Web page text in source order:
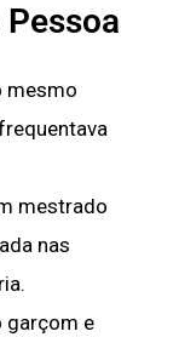
mesmo
mestrado
nas
garçom e